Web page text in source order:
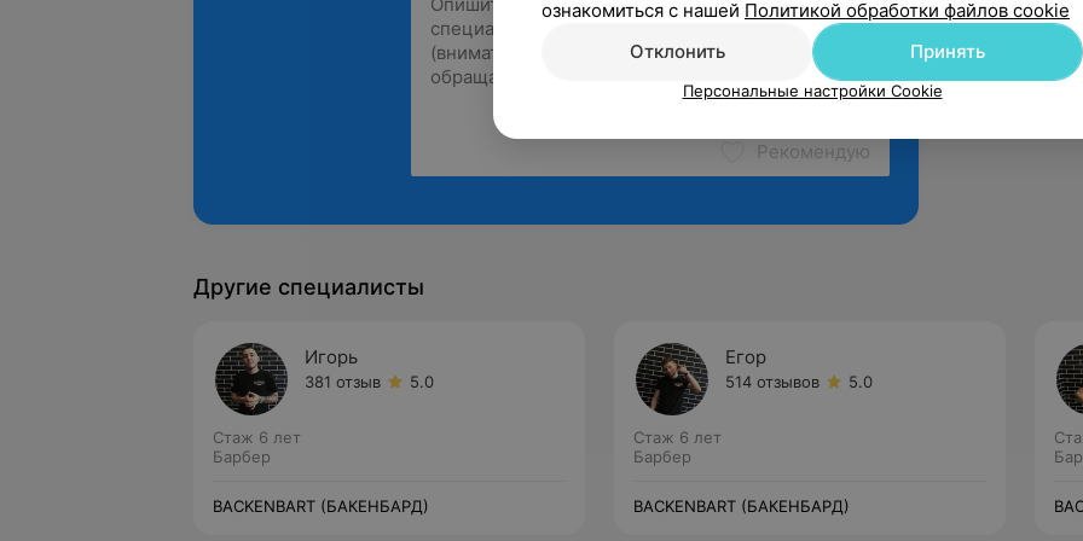
Рекомендую
Другие специалисты
Игорь
381 отзыв 5.0
Стаж 6 лет
Барбер
BACKENBART (БАКЕНБАРД)
Егор
514 отзывов 5.0
Стаж 6 лет
Барбер
BACKENBART (БАКЕНБАРД)
ознакомиться с нашей Политикой обработки файлов cookie
Отклонить
Принять
Персональные настройки Cookie